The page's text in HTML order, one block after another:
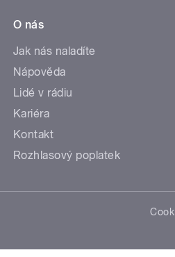
O nás
Jak nás naladíte
Nápověda
Lidé v rádiu
Kariéra
Kontakt
Rozhlasový poplatek